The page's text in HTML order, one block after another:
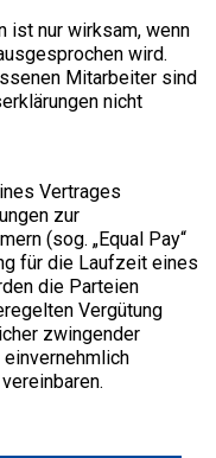
ist nur wirksam, wenn
wird.
Mitarbeiter sind
nicht
Vertrages
zur
(sog. „Equal Pay“
für die Laufzeit eines
die Parteien
Vergütung
zwingender